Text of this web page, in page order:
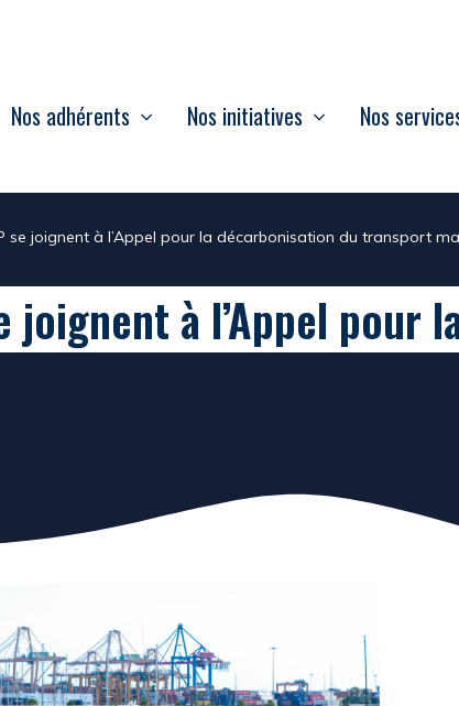
Nos adhérents Nos initiatives Nos
se joignent à l’Appel pour la décarbonisation du transport
joignent à l’Appel pour